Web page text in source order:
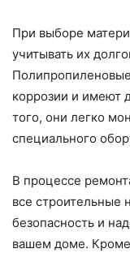
При выборе
учитывать их
коррозии и имеют
того, они легко
специального
В процессе
все строительные
безопасность и
вашем доме. Кроме